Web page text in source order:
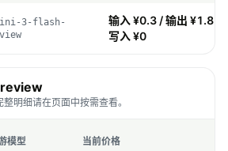
3-flash-
输入 ¥0.3 / 输出 ¥1.8 /
写入 ¥0
明细请在页面中按需查看。
模型 当前价格